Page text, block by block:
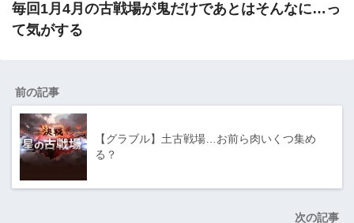
毎回1月4月の古戦場が鬼だけであとはそんなに…っ
て気がする
前の記事
【グラブル】土古戦場…お前ら肉いくつ集め
る？
次の記事